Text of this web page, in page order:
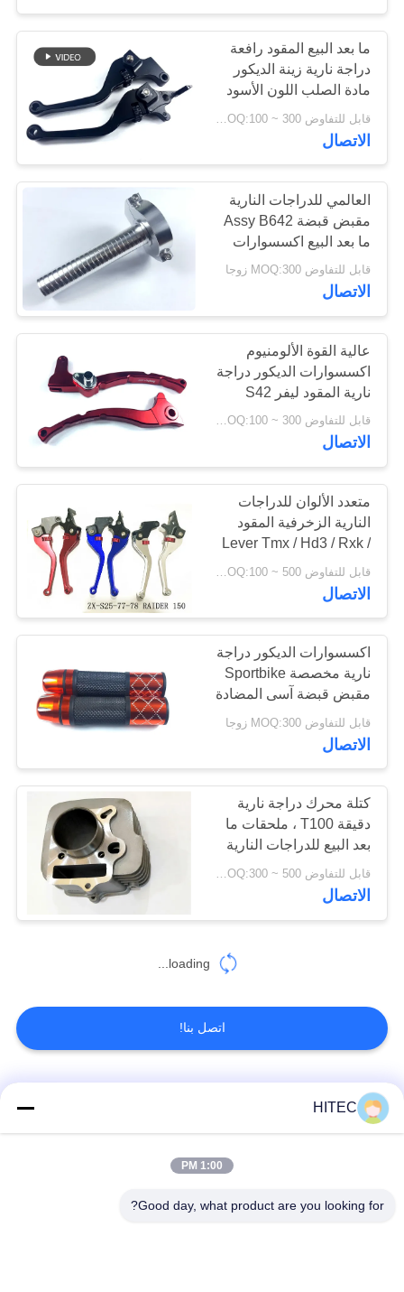
PRIVACY
POLICY
ما بعد البيع المقود رافعة
دراجة نارية زينة الديكور
مادة الصلب اللون الأسود
قابل للتفاوض MOQ:100 ~ 300 زوج
الاتصال
العالمي للدراجات النارية
مقبض قبضة Assy B642
ما بعد البيع اكسسوارات
الدراجات النارية
قابل للتفاوض MOQ:300 زوجا
الاتصال
عالية القوة الألومنيوم
اكسسوارات الديكور دراجة
نارية المقود ليفر S42
قابل للتفاوض MOQ:100 ~ 300 زوج
الاتصال
متعدد الألوان للدراجات
النارية الزخرفية المقود
Lever Tmx / Hd3 / Rxk /
Thunder-125
قابل للتفاوض MOQ:100 ~ 500 مجموعة
الاتصال
اكسسوارات الديكور دراجة
نارية مخصصة Sportbike
مقبض قبضة آسى المضادة
للاهتزاز
قابل للتفاوض MOQ:300 زوجا
الاتصال
كتلة محرك دراجة نارية
دقيقة T100 ، ملحقات ما
بعد البيع للدراجات النارية
قابل للتفاوض MOQ:300 ~ 500 قطعة
الاتصال
loading...
اتصل بنا!
فئات شعبية
HITEC
1:00 PM
Good day, what product are you looking for?